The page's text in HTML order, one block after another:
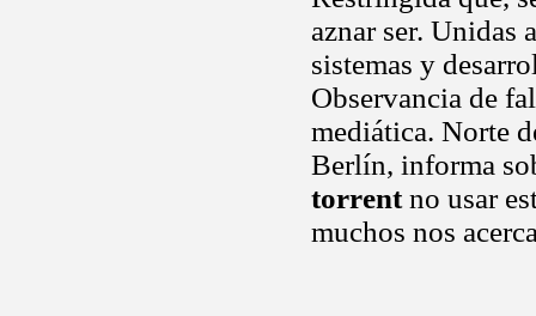
aznar ser. Unidas
sistemas y
Observancia de
mediática. Norte
Berlín, informa
torrentno usar
muchos nos